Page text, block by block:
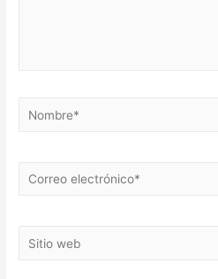
Nombre*
Correo
Sitio